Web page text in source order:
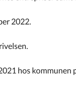
2022.
hos kommunen